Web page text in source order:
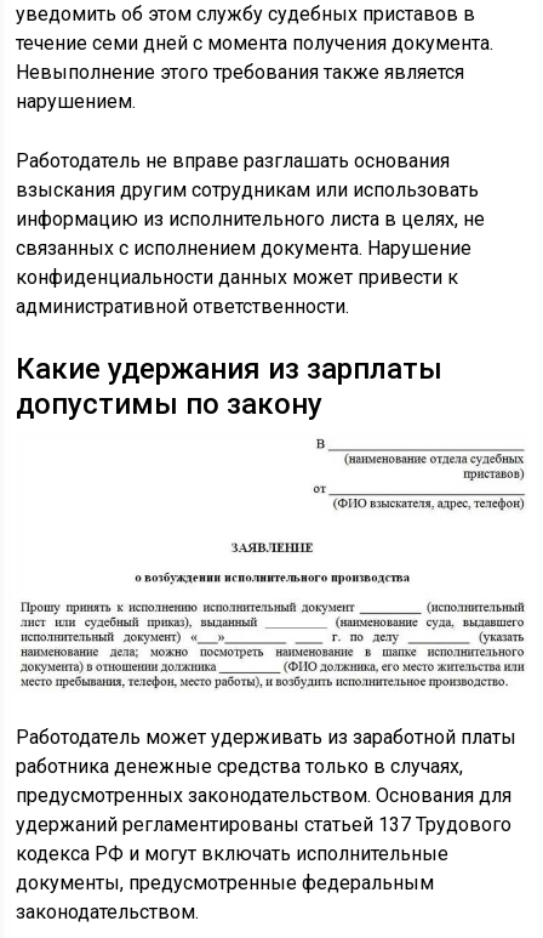
уведомить об этом службу судебных приставов в
течение семи дней с момента получения документа.
Невыполнение этого требования также является
нарушением.
Работодатель не вправе разглашать основания
взыскания другим сотрудникам или использовать
информацию из исполнительного листа в целях, не
связанных с исполнением документа. Нарушение
конфиденциальности данных может привести к
административной ответственности.
Какие удержания из зарплаты
допустимы по закону
Работодатель может удерживать из заработной платы
работника денежные средства только в случаях,
предусмотренных законодательством. Основания для
удержаний регламентированы статьей 137 Трудового
кодекса РФ и могут включать исполнительные
документы, предусмотренные федеральным
законодательством.